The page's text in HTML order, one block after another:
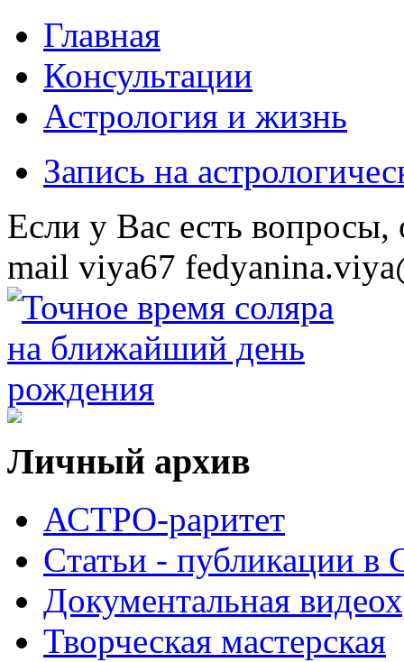
Главная
Консультации
Астрология и жизнь
Запись на
Eсли у Вас есть
mail viya67
Личный архив
АСТРО-раритет
Cтатьи - публикации
Документальная
Творческая мастерская